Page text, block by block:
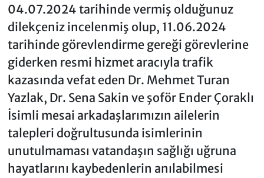
04.07.2024 tarihinde vermiş olduğunuz
dilekçeniz incelenmiş olup, 11.06.2024
tarihinde görevlendirme gereği görevlerine
giderken resmi hizmet aracıyla trafik
kazasında vefat eden Dr. Mehmet Turan
Yazlak, Dr. Sena Sakin ve şoför Ender Çoraklı
İsimli mesai arkadaşlarımızın ailelerin
talepleri doğrultusunda isimlerinin
unutulmaması vatandaşın sağlığı uğruna
hayatlarını kaybedenlerin anılabilmesi